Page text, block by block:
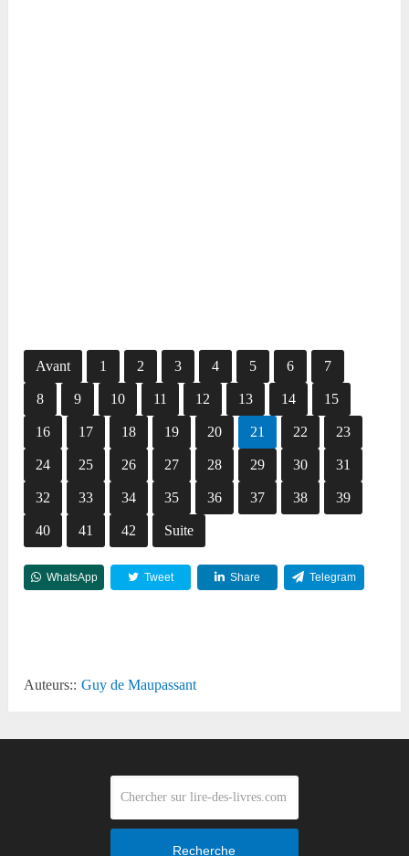
Avant 1 2 3 4 5 6 7
8 9 10 11 12 13 14 15
16 17 18 19 20 21 22 23
24 25 26 27 28 29 30 31
32 33 34 35 36 37 38 39
40 41 42 Suite
WhatsApp Tweet Share Telegram
Auteurs:: Guy de Maupassant
Recherche